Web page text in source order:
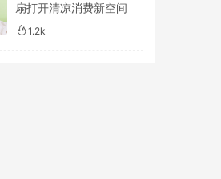
扇打开清凉消费新空间
1.2k